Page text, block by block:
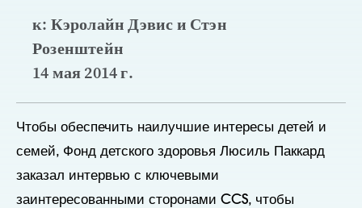
к: Кэролайн Дэвис и Стэн
Розенштейн
14 мая 2014 г.
Чтобы обеспечить наилучшие интересы детей и
семей, Фонд детского здоровья Люсиль Паккард
заказал интервью с ключевыми
заинтересованными сторонами CCS, чтобы